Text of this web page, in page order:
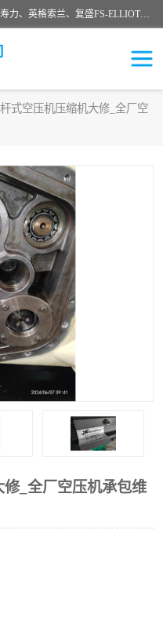
绍兴金戈贸易有限公司主要经营品牌：美国寿力、英格索兰、复盛FS-ELLIOTT，库伯COOPER、阿特拉斯等品牌空压机及配件销售；承接全厂空气压缩机管理、维护保养；节能改造；气体干燥机销售、维护、维修、保养。销售各种品牌空压机空气滤芯、油滤芯、油气分离器；精密过滤器滤芯；除油雾滤芯；抽真空滤芯，消音器，疏水器。劳务承接：全厂空压机维修保养工程，安装工程；移机或汰换工程；节能改造工程等。
式空压机压缩机大修_全厂空
_全厂空压机承包维
英格索兰配件
闽台富源特种陶瓷
英格索兰离心机空滤芯
库伯卡麦隆离心机零件
离心式压缩机高速转子组
中冷耐高温气侧密封胶垫
阿特拉斯
复盛FS-elliott离心机零件
CAMERON空压机显示屏